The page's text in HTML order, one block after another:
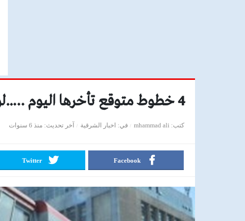
4 خطوط متوقع تأخرها اليوم …..لو مسافر بالقطار
كتب mhammad ali في اخبار الشرقية آخر تحديث منذ 6 سنوات
Facebook
Twitter